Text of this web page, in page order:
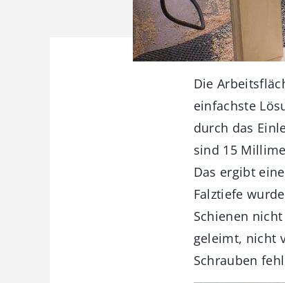
Die
einfachste
durch das
sind 15
Das ergibt
Falztiefe
Schienen
geleimt, nicht
Schrauben